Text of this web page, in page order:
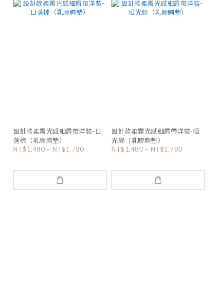
設計款柔霧光感細肩帶洋裝-日
落棕（乳膠胸墊）
NT$1,480 ~ NT$1,780
設計款柔霧光感細肩帶洋裝-啞
光綠（乳膠胸墊）
NT$1,480 ~ NT$1,780